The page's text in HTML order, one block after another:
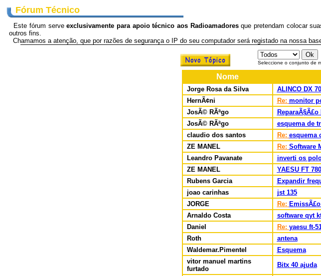
Fórum Técnico
Este fórum serveexclusivamente para apoio técnico aos Radioamadoresque pretendam colocar
outros fins.
Chamamos a atenção, que por razões de segurança o IP do seu computador será registado na nossa
Seleccione o conjunto de
Nome
Jorge Rosa da Silva ALINCO DX
HernÃ¢ni Re: monitor
JosÃ© RÃªgo ReparaÃ§Ã£o
JosÃ© RÃªgo esquema de
claudio dos santos Re: esquema
ZE MANEL Re: Software
Leandro Pavanate inverti os
ZE MANEL YAESU FT
Rubens Garcia Expandir
joao carinhas jst 135
JORGE Re:
Arnaldo Costa software qyt
Daniel Re: yaesu ft-
Roth antena
Waldemar.Pimentel Esquema
vitor manuel martins
furtado
Bitx 40 ajuda